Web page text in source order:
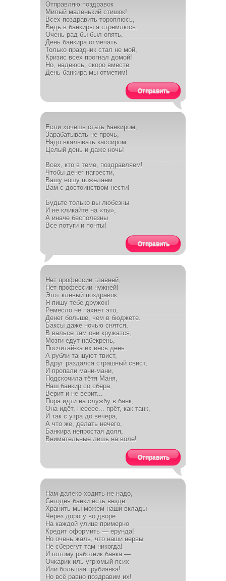
Отправляю поздравок
Милый маленький стишок!
Всех поздравить тороплюсь,
Ведь в банкиры я стремлюсь.
Очень рад бы был опять,
День банкира отмечать.
Только праздник стал не мой,
Кризис всех прогнал домой!
Но, надеюсь, скоро вместе
День банкира мы отметим!
Отправить
Если хочешь стать банкиром,
Зарабатывать не прочь,
Надо вкалывать кассиром
Целый день и даже ночь!
Всех, кто в теме, поздравляем!
Чтобы денег нагрести,
Вашу ношу пожелаем
Вам с достоинством нести!
Будьте только вы любезны
И не кликайте на «ты»,
А иначе бесполезны
Все потуги и понты!
Отправить
Нет профессии главней,
Нет профессии нужней!
Этот клевый поздравок
Я пишу тебе дружок!
Ремесло не пахнет это,
Денег больше, чем в бюджете.
Баксы даже ночью снятся,
В вальсе там они кружатся,
Мозги едут набекрень,
Посчитай-ка их весь день.
А рубли танцуют твист,
Вдруг раздался страшный свист,
И пропали мани-мани,
Подскочила тётя Маня,
Наш банкир со сбера,
Верит и не верит...
Пора идти на службу в банк,
Она идёт, неееее... прёт, как танк,
И так с утра до вечера,
А что же, делать нечего,
Банкира непростая доля,
Внимательные лишь на воле!
Отправить
Нам далеко ходить не надо,
Сегодня банки есть везде.
Хранить мы можем наши вклады
Через дорогу во дворе.
На каждой улице примерно
Кредит оформить — ерунда!
Но очень жаль, что наши нервы
Не сберегут там никогда!
И потому работник банка —
Очкарик иль угрюмый псих
Или большая грубиянка!
Но всё равно поздравим их!